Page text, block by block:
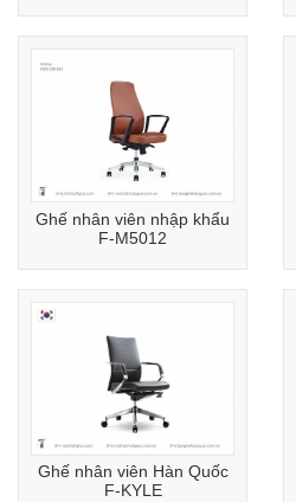
Ghế nhân viên nhập khẩu
F-M5012
Ghế nhân viên Hàn Quốc
F-KYLE